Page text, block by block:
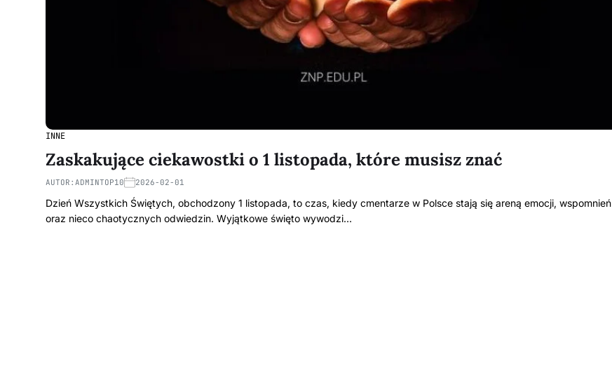
INNE
Zaskakujące ciekawostki o 1 listopada, które musisz znać
AUTOR: ADMINTOP10 2026-02-01
Dzień Wszystkich Świętych, obchodzony 1 listopada, to czas, kiedy cmentarze w Polsce stają się areną emocji, wspomnień
oraz nieco chaotycznych odwiedzin. Wyjątkowe święto wywodzi…